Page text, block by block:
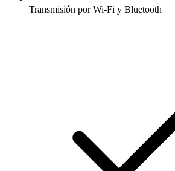
Transmisión por Wi-Fi y Bluetooth